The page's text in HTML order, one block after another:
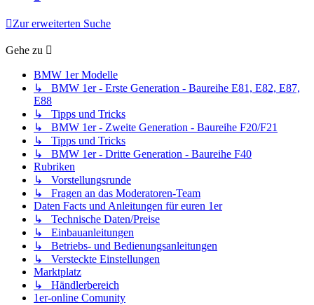
Zur erweiterten Suche
Gehe zu
BMW 1er Modelle
↳ BMW 1er - Erste Generation - Baureihe E81, E82, E87,
E88
↳ Tipps und Tricks
↳ BMW 1er - Zweite Generation - Baureihe F20/F21
↳ Tipps und Tricks
↳ BMW 1er - Dritte Generation - Baureihe F40
Rubriken
↳ Vorstellungsrunde
↳ Fragen an das Moderatoren-Team
Daten Facts und Anleitungen für euren 1er
↳ Technische Daten/Preise
↳ Einbauanleitungen
↳ Betriebs- und Bedienungsanleitungen
↳ Versteckte Einstellungen
Marktplatz
↳ Händlerbereich
1er-online Comunity